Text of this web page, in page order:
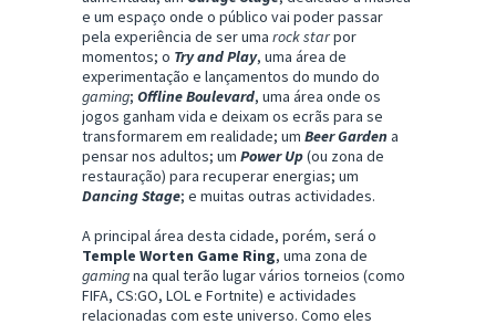
e um espaço onde o público vai poder passar
pela experiência de ser uma rock starpor
momentos; o Try and Play, uma área de
experimentação e lançamentos do mundo do
gaming; Offline Boulevard, uma área onde os
jogos ganham vida e deixam os ecrãs para se
transformarem em realidade; um Beer Garden a
pensar nos adultos; um Power Up(ou zona de
restauração) para recuperar energias; um
Dancing Stage; e muitas outras actividades.
A principal área desta cidade, porém, será o
Temple Worten Game Ring, uma zona de
gamingna qual terão lugar vários torneios (como
FIFA, CS:GO, LOL e Fortnite) e actividades
relacionadas com este universo. Como eles